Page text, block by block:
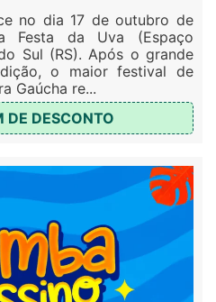
no dia 17 de outubro de
Festa da Uva (Espaço
Sul (RS). Após o grande
o maior festival de
Gaúcha re...
DE DESCONTO